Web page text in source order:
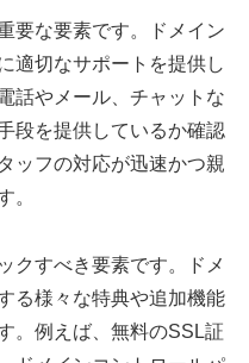
要な要素です。ドメイン
適切なサポートを提供し
話やメール、チャットな
段を提供しているか確認
ッフの対応が迅速かつ親
。
クすべき要素です。ドメ
る様々な特典や追加機能
。例えば、無料のSSL証